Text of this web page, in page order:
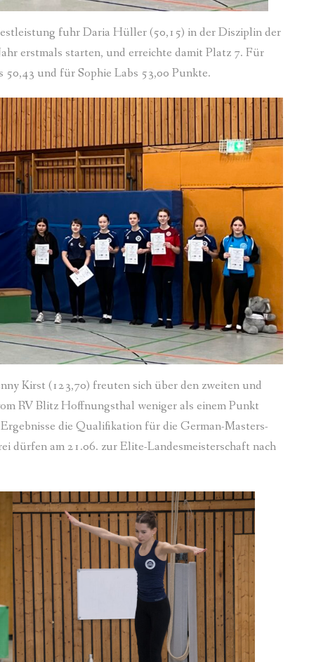
fuhr Daria Hüller (50,15) in der Disziplin der
erstmals starten, und erreichte damit Platz 7. Für
und für Sophie Labs 53,00 Punkte.
Kirst (123,70) freuten sich über den zweiten und
RV Blitz Hoffnungsthal weniger als einem Punkt
die Qualifikation für die German-Masters-
dürfen am 21.06. zur Elite-Landesmeisterschaft nach